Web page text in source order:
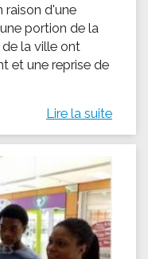
raison d'une
portion de la
la ville ont
et une reprise de
Lire la suite